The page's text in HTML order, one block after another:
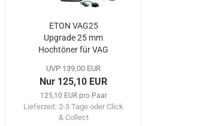
ETON VAG25
Upgrade 25 mm
Hochtöner für VAG
UVP 139,00 EUR
Nur 125,10 EUR
125,10 EUR pro Paar
Lieferzeit: 2-3 Tage oder Click
& Collect